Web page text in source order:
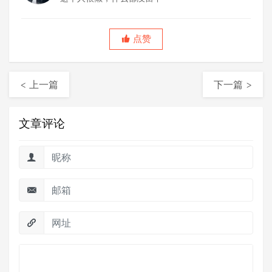
点赞
< 上一篇 下一篇 >
文章评论